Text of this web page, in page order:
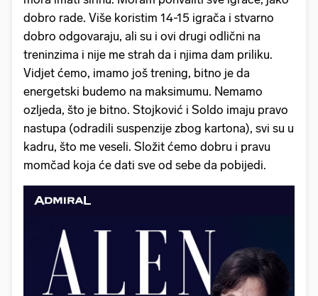
dobro rade. Više koristim 14-15 igrača i stvarno
dobro odgovaraju, ali su i ovi drugi odlični na
treninzima i nije me strah da i njima dam priliku.
Vidjet ćemo, imamo još trening, bitno je da
energetski budemo na maksimumu. Nemamo
ozljeda, što je bitno. Stojković i Soldo imaju pravo
nastupa (odradili suspenzije zbog kartona), svi su u
kadru, što me veseli. Složit ćemo dobru i pravu
momčad koja će dati sve od sebe da pobijedi.